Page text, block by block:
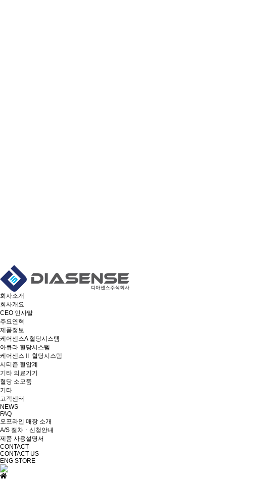
회사소개
회사개요
CEO 인사말
주요연혁
제품정보
케어센스A 혈당시스템
아큐라 혈당시스템
케어센스Ⅱ 혈당시스템
시티즌 혈압계
기타 의료기기
혈당 소모품
기타
고객센터
NEWS
FAQ
오프라인 매장 소개
A/S 절차ㆍ신청안내
제품 사용설명서
CONTACT
CONTACT US
ENG STORE